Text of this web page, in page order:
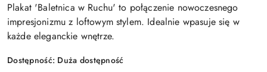
Plakat 'Baletnica w Ruchu' to połączenie nowoczesnego
impresjonizmu z loftowym stylem. Idealnie wpasuje się w
każde eleganckie wnętrze.
Dostępność: Duża dostępność